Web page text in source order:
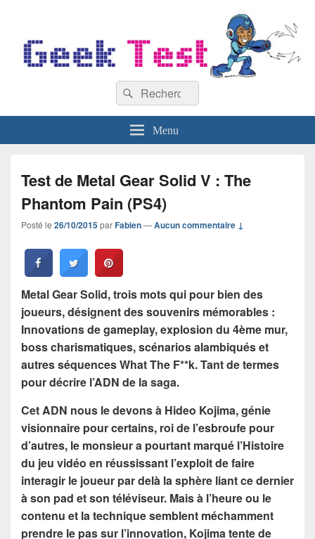
Recherche :
Rechercher
Menu
Test de Metal Gear Solid V : The
Phantom Pain (PS4)
Posté le 26/10/2015parFabien—Aucun commentaire ↓
Metal Gear Solid, trois mots qui pour bien des
joueurs, désignent des souvenirs mémorables :
Innovations de gameplay, explosion du 4ème mur,
boss charismatiques, scénarios alambiqués et
autres séquences What The F**k. Tant de termes
pour décrire l’ADN de la saga.
Cet ADN nous le devons à Hideo Kojima, génie
visionnaire pour certains, roi de l’esbroufe pour
d’autres, le monsieur a pourtant marqué l’Histoire
du jeu vidéo en réussissant l’exploit de faire
interagir le joueur par delà la sphère liant ce dernier
à son pad et son téléviseur. Mais à l’heure ou le
contenu et la technique semblent méchamment
prendre le pas sur l’innovation, Kojima tente de